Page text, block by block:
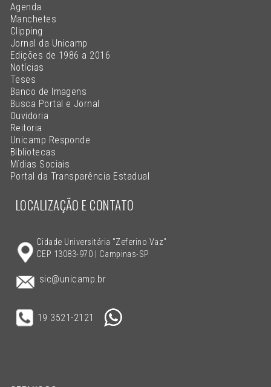
Agenda
Manchetes
Clipping
Jornal da Unicamp
Edições de 1986 a 2016
Notícias
Teses
Banco de Imagens
Busca Portal e Jornal
Ouvidoria
Reitoria
Unicamp Responde
Bibliotecas
Mídias Sociais
Portal da Transparência Estadual
LOCALIZAÇÃO E CONTATO
Cidade Universitária "Zeferino Vaz"
CEP 13083-970 | Campinas-SP
sic@unicamp.br
19 3521-2121